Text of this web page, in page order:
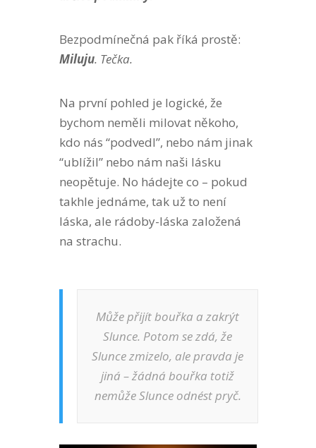
Bezpodmínečná pak říká prostě:
Miluju. Tečka.
Na první pohled je logické, že
bychom neměli milovat někoho,
kdo nás “podvedl”, nebo nám jinak
“ublížil” nebo nám naši lásku
neopětuje. No hádejte co – pokud
takhle jednáme, tak už to není
láska, ale rádoby-láska založená
na strachu.
Může přijít bouřka a zakrýt
Slunce. Potom se zdá, že
Slunce zmizelo, ale pravda je
jiná – žádná bouřka totiž
nemůže Slunce odnést pryč.